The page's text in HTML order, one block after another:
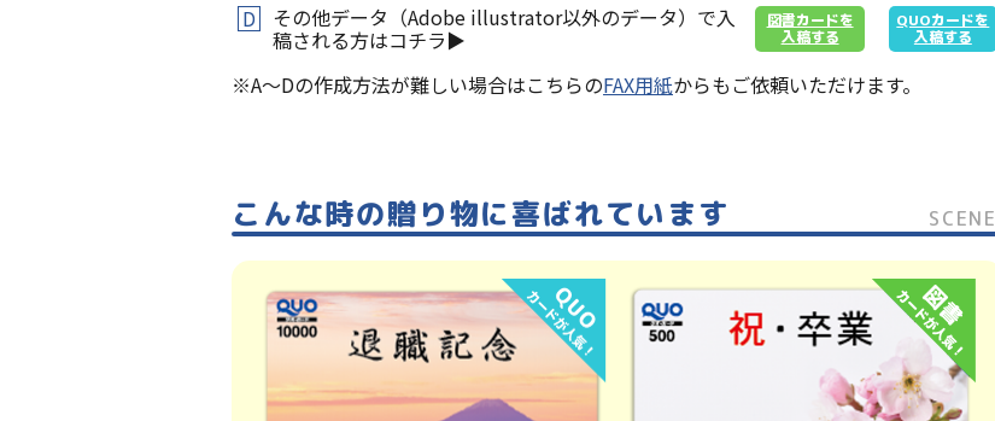
D その他データ（Adobe illustrator以外のデータ）で入
稿される方はコチラ▶︎
図書カードを
入稿する
QUOカードを
入稿する
※A～Dの作成方法が難しい場合はこちらのFAX用紙からもご依頼いただけます。
SCENE
こんな時の贈り物に喜ばれています